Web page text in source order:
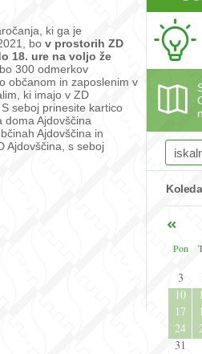
ki ga je
bo v prostorih ZD
18. ure na voljo že
300 odmerkov
občanom in zaposlenim v
ki imajo v ZD
seboj prinesite kartico
Ajdovščina
Ajdovščina in
Ajdovščina, s seboj
Pon
3
10
17
24
31